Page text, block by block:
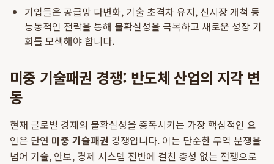
기업들은 공급망 다변화, 기술 초격차 유지, 신시장 개척 등
능동적인 전략을 통해 불확실성을 극복하고 새로운 성장 기
회를 모색해야 합니다.
미중 기술패권 경쟁: 반도체 산업의 지각 변
동
현재 글로벌 경제의 불확실성을 증폭시키는 가장 핵심적인 요
인은 단연 미중 기술패권 경쟁입니다. 이는 단순한 무역 분쟁을
넘어 기술, 안보, 경제 시스템 전반에 걸친 총성 없는 전쟁으로